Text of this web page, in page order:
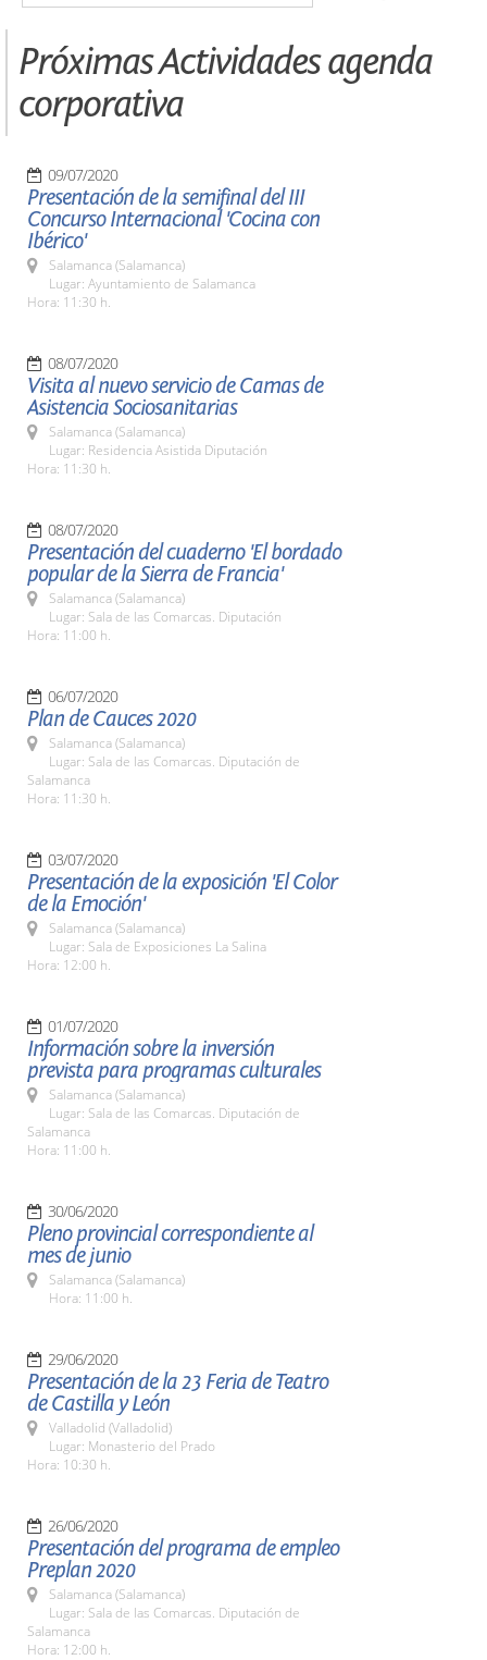
Próximas Actividades agenda
corporativa
09/07/2020
Presentación de la semifinal del III
Concurso Internacional 'Cocina con
Ibérico'
Salamanca (Salamanca)
Lugar: Ayuntamiento de Salamanca
Hora: 11:30 h.
08/07/2020
Visita al nuevo servicio de Camas de
Asistencia Sociosanitarias
Salamanca (Salamanca)
Lugar: Residencia Asistida Diputación
Hora: 11:30 h.
08/07/2020
Presentación del cuaderno 'El bordado
popular de la Sierra de Francia'
Salamanca (Salamanca)
Lugar: Sala de las Comarcas. Diputación
Hora: 11:00 h.
06/07/2020
Plan de Cauces 2020
Salamanca (Salamanca)
Lugar: Sala de las Comarcas. Diputación de
Salamanca
Hora: 11:30 h.
03/07/2020
Presentación de la exposición 'El Color
de la Emoción'
Salamanca (Salamanca)
Lugar: Sala de Exposiciones La Salina
Hora: 12:00 h.
01/07/2020
Información sobre la inversión
prevista para programas culturales
Salamanca (Salamanca)
Lugar: Sala de las Comarcas. Diputación de
Salamanca
Hora: 11:00 h.
30/06/2020
Pleno provincial correspondiente al
mes de junio
Salamanca (Salamanca)
Hora: 11:00 h.
29/06/2020
Presentación de la 23 Feria de Teatro
de Castilla y León
Valladolid (Valladolid)
Lugar: Monasterio del Prado
Hora: 10:30 h.
26/06/2020
Presentación del programa de empleo
Preplan 2020
Salamanca (Salamanca)
Lugar: Sala de las Comarcas. Diputación de
Salamanca
Hora: 12:00 h.